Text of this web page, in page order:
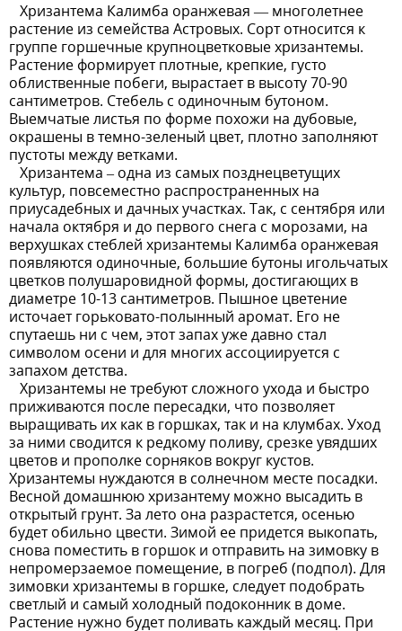
Хризантема Калимба оранжевая — многолетнее
растение из семейства Астровых. Сорт относится к
группе горшечные крупноцветковые хризантемы.
Растение формирует плотные, крепкие, густо
облиственные побеги, вырастает в высоту 70-90
сантиметров. Стебель с одиночным бутоном.
Выемчатые листья по форме похожи на дубовые,
окрашены в темно-зеленый цвет, плотно заполняют
пустоты между ветками.
Хризантема – одна из самых позднецветущих
культур, повсеместно распространенных на
приусадебных и дачных участках. Так, с сентября или
начала октября и до первого снега с морозами, на
верхушках стеблей хризантемы Калимба оранжевая
появляются одиночные, большие бутоны игольчатых
цветков полушаровидной формы, достигающих в
диаметре 10-13 сантиметров. Пышное цветение
источает горьковато-полынный аромат. Его не
спутаешь ни с чем, этот запах уже давно стал
символом осени и для многих ассоциируется с
запахом детства.
Хризантемы не требуют сложного ухода и быстро
приживаются после пересадки, что позволяет
выращивать их как в горшках, так и на клумбах. Уход
за ними сводится к редкому поливу, срезке увядших
цветов и прополке сорняков вокруг кустов.
Хризантемы нуждаются в солнечном месте посадки.
Весной домашнюю хризантему можно высадить в
открытый грунт. За лето она разрастется, осенью
будет обильно цвести. Зимой ее придется выкопать,
снова поместить в горшок и отправить на зимовку в
непромерзаемое помещение, в погреб (подпол). Для
зимовки хризантемы в горшке, следует подобрать
светлый и самый холодный подоконник в доме.
Растение нужно будет поливать каждый месяц. При